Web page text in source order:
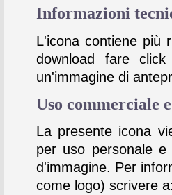
Informazioni
L'icona contiene più
download fare
un'immagine di
Uso commerciale
La presente icona
per uso personale
d'immagine. Per
come logo) scrivere a: